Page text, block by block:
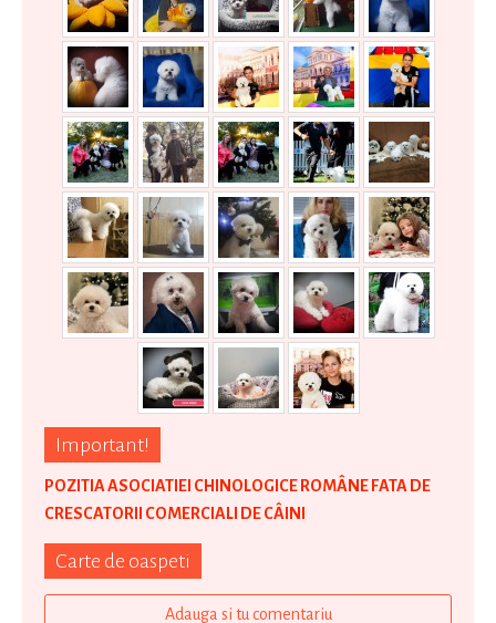
Important!
POZITIA ASOCIATIEI CHINOLOGICE ROMÂNE FATA DE
CRESCATORII COMERCIALI DE CÂINI
Carte de oaspeti
Adauga si tu comentariu